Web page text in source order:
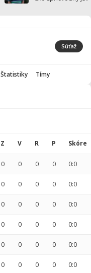
Súťaž
Štatistiky Tímy
Z V R P Skóre
0 0 0 0 0:0
0 0 0 0 0:0
0 0 0 0 0:0
0 0 0 0 0:0
0 0 0 0 0:0
0 0 0 0 0:0